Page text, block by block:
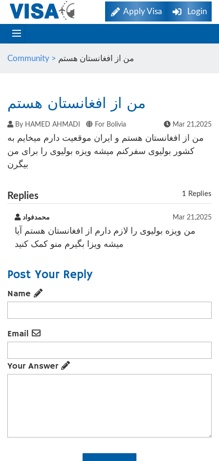
Apply Visa Login
Community > من از افغانستان هستم
من از افغانستان هستم
By HAMED AHMADI For Bolivia Mar 21,2025
من از افغانستان هستم و ایران موقعیت دارم میخایم به
کشور بولیوی سفرکنم میشه ویزه بولیوی را برای من
بیگرن
Replies 1 Replies
محمدفواد Mar 21,2025
من ویزه بولیوی را لازم دارم از افغانستان هستم آیا
میشه ویزا بگیرم منو کمک کنید
Post Your Reply
Name
Email
Your Answer